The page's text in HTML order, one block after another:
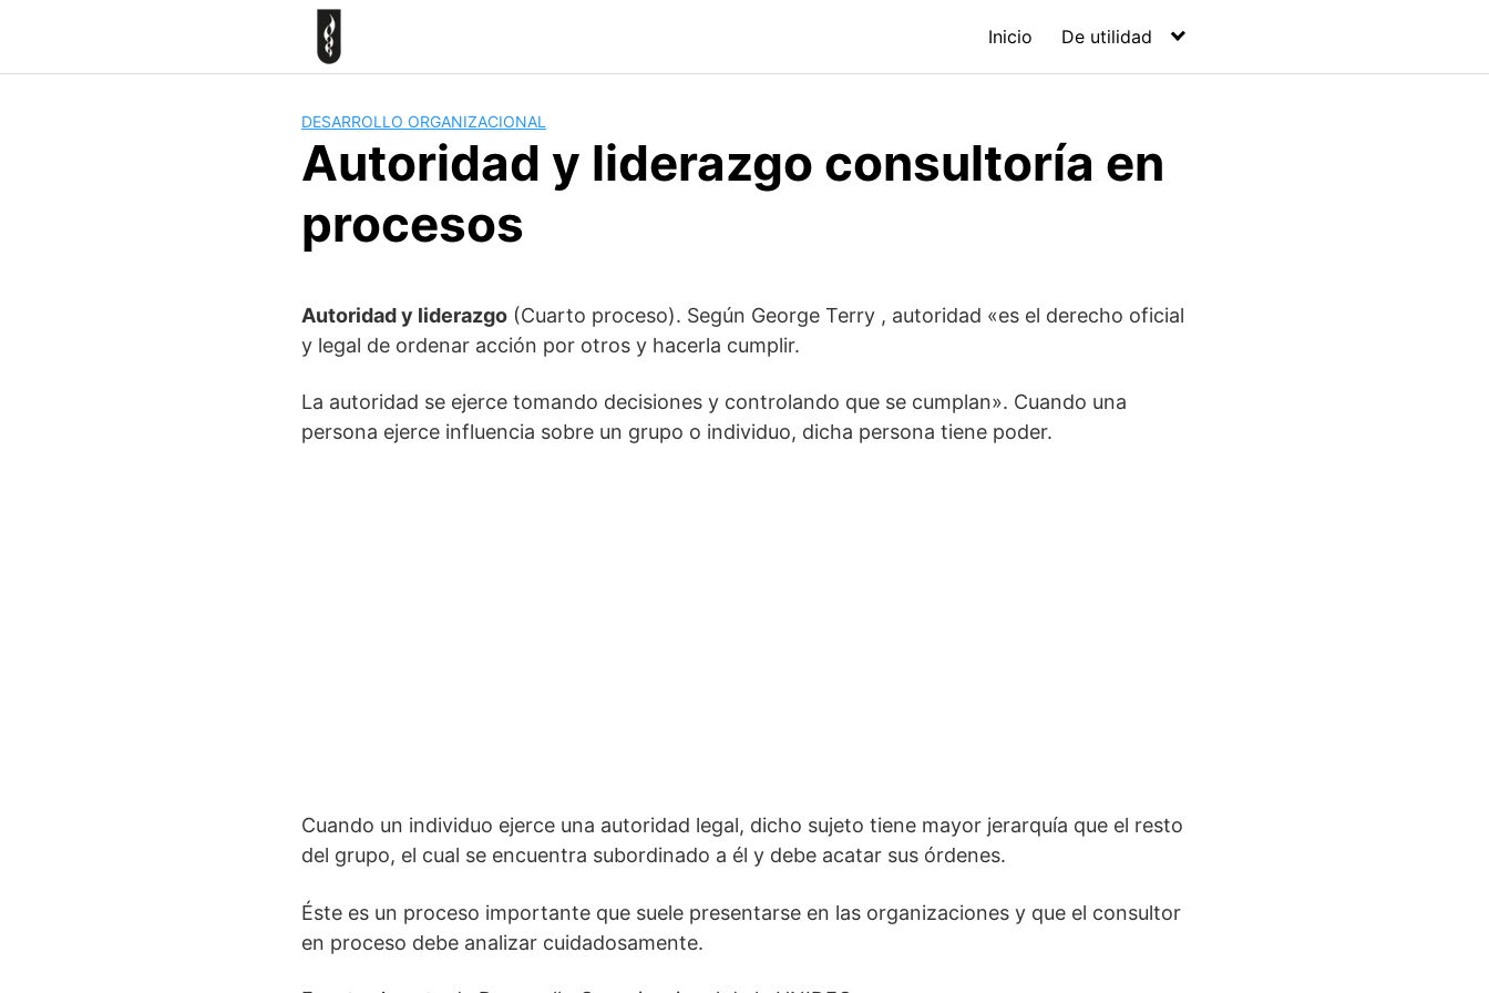
Inicio De utilidad
DESARROLLO ORGANIZACIONAL
Autoridad y liderazgo consultoría en
procesos
Autoridad y liderazgo (Cuarto proceso). Según George Terry , autoridad «es el derecho oficial
y legal de ordenar acción por otros y hacerla cumplir.
La autoridad se ejerce tomando decisiones y controlando que se cumplan». Cuando una
persona ejerce influencia sobre un grupo o individuo, dicha persona tiene poder.
Cuando un individuo ejerce una autoridad legal, dicho sujeto tiene mayor jerarquía que el resto
del grupo, el cual se encuentra subordinado a él y debe acatar sus órdenes.
Éste es un proceso importante que suele presentarse en las organizaciones y que el consultor
en proceso debe analizar cuidadosamente.